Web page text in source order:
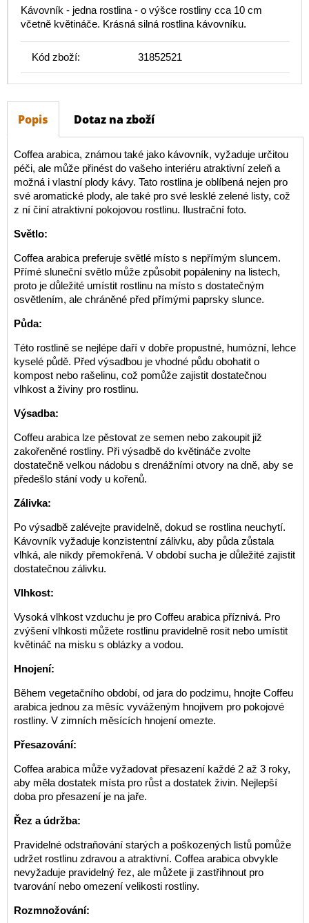
Kávovník - jedna rostlina - o výšce rostliny cca 10 cm
včetně květináče. Krásná silná rostlina kávovníku.
Kód zboží: 31852521
Popis Dotaz na zboží
Coffea arabica, známou také jako kávovník, vyžaduje určitou
péči, ale může přinést do vašeho interiéru atraktivní zeleň a
možná i vlastní plody kávy. Tato rostlina je oblíbená nejen pro
své aromatické plody, ale také pro své lesklé zelené listy, což
z ní činí atraktivní pokojovou rostlinu. Ilustrační foto.
Světlo:
Coffea arabica preferuje světlé místo s nepřímým sluncem.
Přímé sluneční světlo může způsobit popáleniny na listech,
proto je důležité umístit rostlinu na místo s dostatečným
osvětlením, ale chráněné před přímými paprsky slunce.
Půda:
Této rostlině se nejlépe daří v dobře propustné, humózní, lehce
kyselé půdě. Před výsadbou je vhodné půdu obohatit o
kompost nebo rašelinu, což pomůže zajistit dostatečnou
vlhkost a živiny pro rostlinu.
Výsadba:
Coffeu arabica lze pěstovat ze semen nebo zakoupit již
zakořeněné rostliny. Při výsadbě do květináče zvolte
dostatečně velkou nádobu s drenážními otvory na dně, aby se
předešlo stání vody u kořenů.
Zálivka:
Po výsadbě zalévejte pravidelně, dokud se rostlina neuchytí.
Kávovník vyžaduje konzistentní zálivku, aby půda zůstala
vlhká, ale nikdy přemokřená. V období sucha je důležité zajistit
dostatečnou zálivku.
Vlhkost:
Vysoká vlhkost vzduchu je pro Coffeu arabica příznivá. Pro
zvýšení vlhkosti můžete rostlinu pravidelně rosit nebo umístit
květináč na misku s oblázky a vodou.
Hnojení:
Během vegetačního období, od jara do podzimu, hnojte Coffeu
arabica jednou za měsíc vyváženým hnojivem pro pokojové
rostliny. V zimních měsících hnojení omezte.
Přesazování:
Coffea arabica může vyžadovat přesazení každé 2 až 3 roky,
aby měla dostatek místa pro růst a dostatek živin. Nejlepší
doba pro přesazení je na jaře.
Řez a údržba:
Pravidelné odstraňování starých a poškozených listů pomůže
udržet rostlinu zdravou a atraktivní. Coffea arabica obvykle
nevyžaduje pravidelný řez, ale můžete ji zastřihnout pro
tvarování nebo omezení velikosti rostliny.
Rozmnožování: